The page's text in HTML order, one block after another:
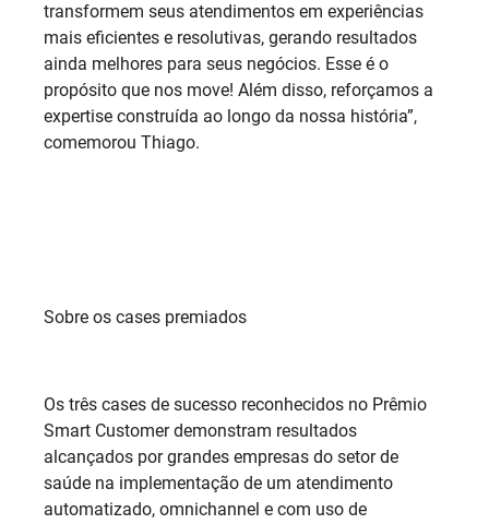
transformem seus atendimentos em experiências
mais eficientes e resolutivas, gerando resultados
ainda melhores para seus negócios. Esse é o
propósito que nos move! Além disso, reforçamos a
expertise construída ao longo da nossa história”,
comemorou Thiago.
Sobre os cases premiados
Os três cases de sucesso reconhecidos no Prêmio
Smart Customer demonstram resultados
alcançados por grandes empresas do setor de
saúde na implementação de um atendimento
automatizado, omnichannel e com uso de